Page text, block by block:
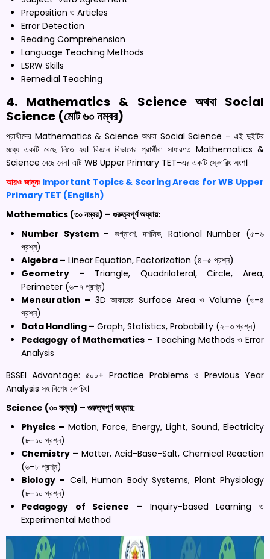
Preposition ও Articles
Error Detection
Reading Comprehension
Language Teaching Methods
LSRW Skills
Remedial Teaching
4. Mathematics & Science অথবা Social
Science (মোট ৬০ নম্বর)
প্রার্থীদের Mathematics & Science অথবা Social Science – এই দুইটির
মধ্যে একটি বেছে নিতে হয়। বিজ্ঞান বিভাগের প্রার্থীরা সাধারণত Mathematics &
Science বেছে নেন। এটি WB Upper Primary TET-এর একটি স্কোরিং অংশ।
আরও জানুনঃ Important Topics & Scoring Areas for WB Upper
Primary TET (English)
Mathematics (৩০ নম্বর) – গুরুত্বপূর্ণ অধ্যায়:
Number System – ভগ্নাংশ, দশমিক, Rational Number (৫–৬
প্রশ্ন)
Algebra – Linear Equation, Factorization (৪–৫ প্রশ্ন)
Geometry – Triangle, Quadrilateral, Circle, Area,
Perimeter (৬–৭ প্রশ্ন)
Mensuration – 3D আকারের Surface Area ও Volume (৩–৪
প্রশ্ন)
Data Handling – Graph, Statistics, Probability (২–৩ প্রশ্ন)
Pedagogy of Mathematics – Teaching Methods ও Error
Analysis
BSSEI Advantage: ৫০০+ Practice Problems ও Previous Year
Analysis সহ বিশেষ কোচিং।
Science (৩০ নম্বর) – গুরুত্বপূর্ণ অধ্যায়:
Physics – Motion, Force, Energy, Light, Sound, Electricity
(৮–১০ প্রশ্ন)
Chemistry – Matter, Acid-Base-Salt, Chemical Reaction
(৬–৮ প্রশ্ন)
Biology – Cell, Human Body Systems, Plant Physiology
(৮–১০ প্রশ্ন)
Pedagogy of Science – Inquiry-based Learning ও
Experimental Method